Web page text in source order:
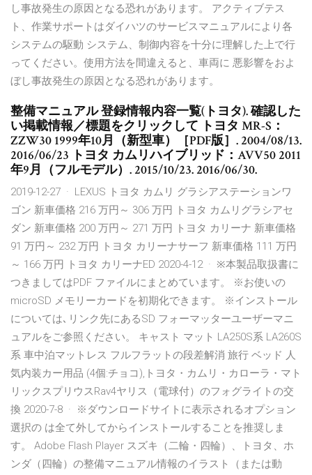
し事故発生の原因となる恐れがあります。 アクティブテス
ト、作業サポートはダイハツのサービスマニュアルにより各
システムの駆動 システム、制御内容を十分に理解した上で行
ってください。使用方法を間違えると、車両に 悪影響をおよ
ぼし事故発生の原因となる恐れがあります。
整備マニュアル 登録情報内容一覧(トヨタ). 確認した
い掲載情報／標題をクリックして トヨタ MR-S：
ZZW30 1999年10月（新型車）［PDF版］. 2004/08/13.
2016/06/23 トヨタ カムリハイブリッド：AVV50 2011
年9月（フルモデル）. 2015/10/23. 2016/06/30.
2019-12-27 · LEXUS トヨタ カムリ グラシアステーションワ
ゴン 新車価格 216 万円～ 306 万円 トヨタ カムリグラシアセ
ダン 新車価格 200 万円～ 271 万円 トヨタ カリーナ 新車価格
91 万円～ 232 万円 トヨタ カリーナサーフ 新車価格 111 万円
～ 166 万円 トヨタ カリーナED 2020-4-12 · ※本製品取扱書に
つきましてはPDF ファイルにまとめています。 ※お使いの
microSD メモリーカードを初期化できます。 ※インストール
については､リンク先にあるSD フォーマッターユーザーマニ
ュアルをご参照ください。 キャスト マット LA250S系 LA260S
系 車中泊マットレス フルフラットの段差解消 旅行 ベッド 人
気内装カー用品 (4個:チョコ),トヨタ・カムリ・カローラ・マト
リックスプリウスRav4ヤリス（電球付）のフォグライトの交
換 2020-7-8 · ※ダウンロードサイトに表示されるオプション
選択の は全て外してからインストールすることを推奨しま
す。 Adobe Flash Player スズキ（二輪・四輪）、トヨタ、ホ
ンダ（四輪）の整備マニュアル情報のイラスト（または動